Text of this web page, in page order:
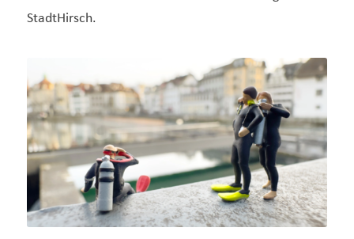
StadtHirsch.